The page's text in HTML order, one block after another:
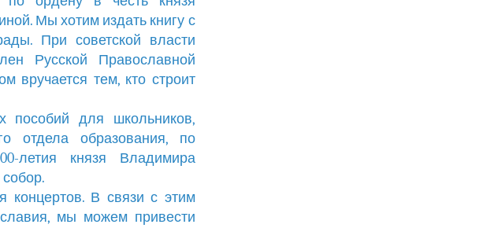
Мы хотим издать книгу с
При советской власти
Русской Православной
вручается тем, кто строит
для школьников,
отдела образования, по
летия князя Владимира
концертов. В связи с этим
мы можем привести